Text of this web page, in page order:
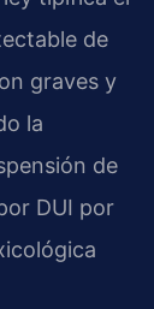
de
graves y
la
de
DUI por